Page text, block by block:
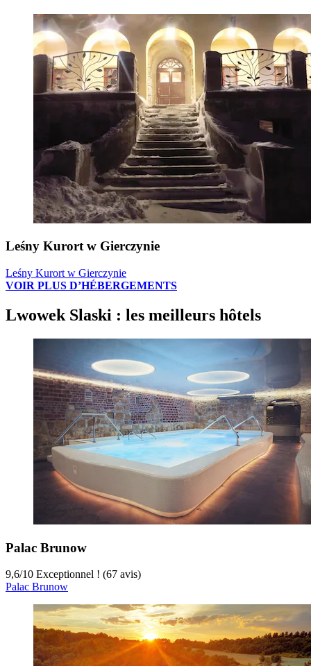
Leśny Kurort w Gierczynie
Leśny Kurort w Gierczynie
VOIR PLUS D’HÉBERGEMENTS
Lwowek Slaski : les meilleurs hôtels
Palac Brunow
9,6/10 Exceptionnel ! (67 avis)
Palac Brunow